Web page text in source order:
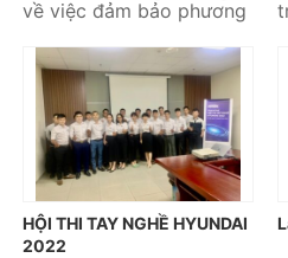
Hành Trình Bền Bỉ!
về việc đảm bảo phương
và an toàn trong dịp...
HỘI THI TAY NGHỀ HYUNDAI
2022